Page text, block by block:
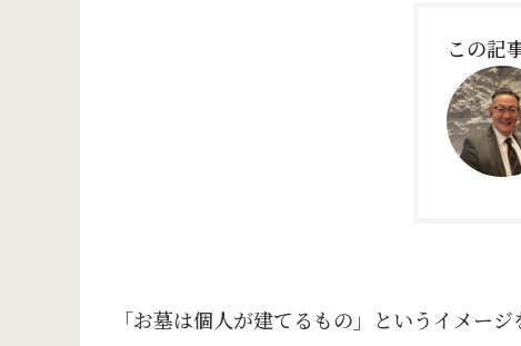
この記
「お墓は個人が建てるもの」というイメー